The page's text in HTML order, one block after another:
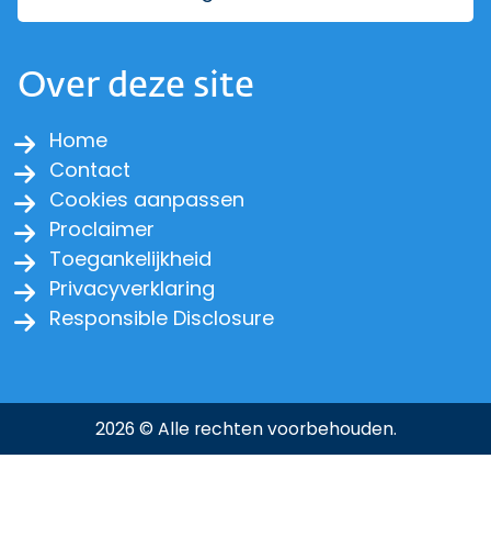
Over deze site
Home
Contact
Cookies aanpassen
Proclaimer
Toegankelijkheid
Privacyverklaring
Responsible Disclosure
2026 © Alle rechten voorbehouden.